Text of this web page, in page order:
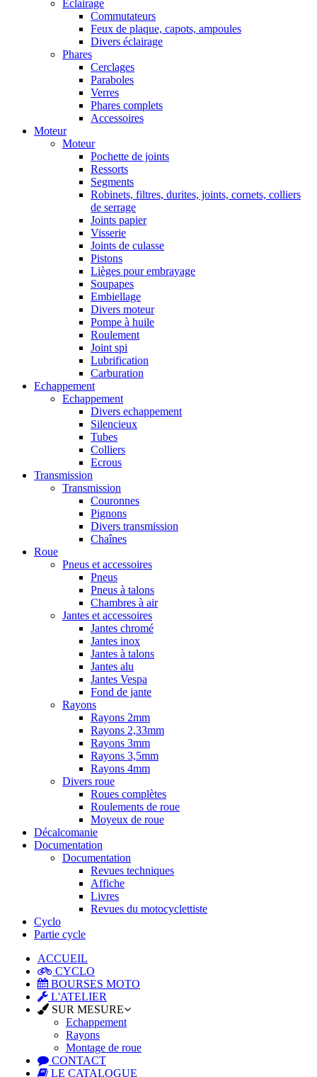
Eclairage
Commutateurs
Feux de plaque, capots, ampoules
Divers éclairage
Phares
Cerclages
Paraboles
Verres
Phares complets
Accessoires
Moteur
Moteur
Pochette de joints
Ressorts
Segments
Robinets, filtres, durites, joints, cornets, colliers
de serrage
Joints papier
Visserie
Joints de culasse
Pistons
Lièges pour embrayage
Soupapes
Embiellage
Divers moteur
Pompe à huile
Roulement
Joint spi
Lubrification
Carburation
Echappement
Echappement
Divers echappement
Silencieux
Tubes
Colliers
Ecrous
Transmission
Transmission
Couronnes
Pignons
Divers transmission
Chaînes
Roue
Pneus et accessoires
Pneus
Pneus à talons
Chambres à air
Jantes et accessoires
Jantes chromé
Jantes inox
Jantes à talons
Jantes alu
Jantes Vespa
Fond de jante
Rayons
Rayons 2mm
Rayons 2,33mm
Rayons 3mm
Rayons 3,5mm
Rayons 4mm
Divers roue
Roues complètes
Roulements de roue
Moyeux de roue
Décalcomanie
Documentation
Documentation
Revues techniques
Affiche
Livres
Revues du motocyclettiste
Cyclo
Partie cycle
ACCUEIL
CYCLO
BOURSES MOTO
L'ATELIER
SUR MESURE
Echappement
Rayons
Montage de roue
CONTACT
LE CATALOGUE